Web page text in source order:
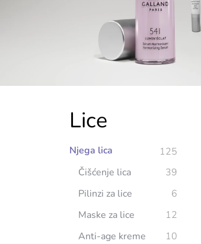
Lice
Njega lica
125
Čišćenje lica
39
Pilinzi za lice
6
Maske za lice
12
Anti-age kreme
10